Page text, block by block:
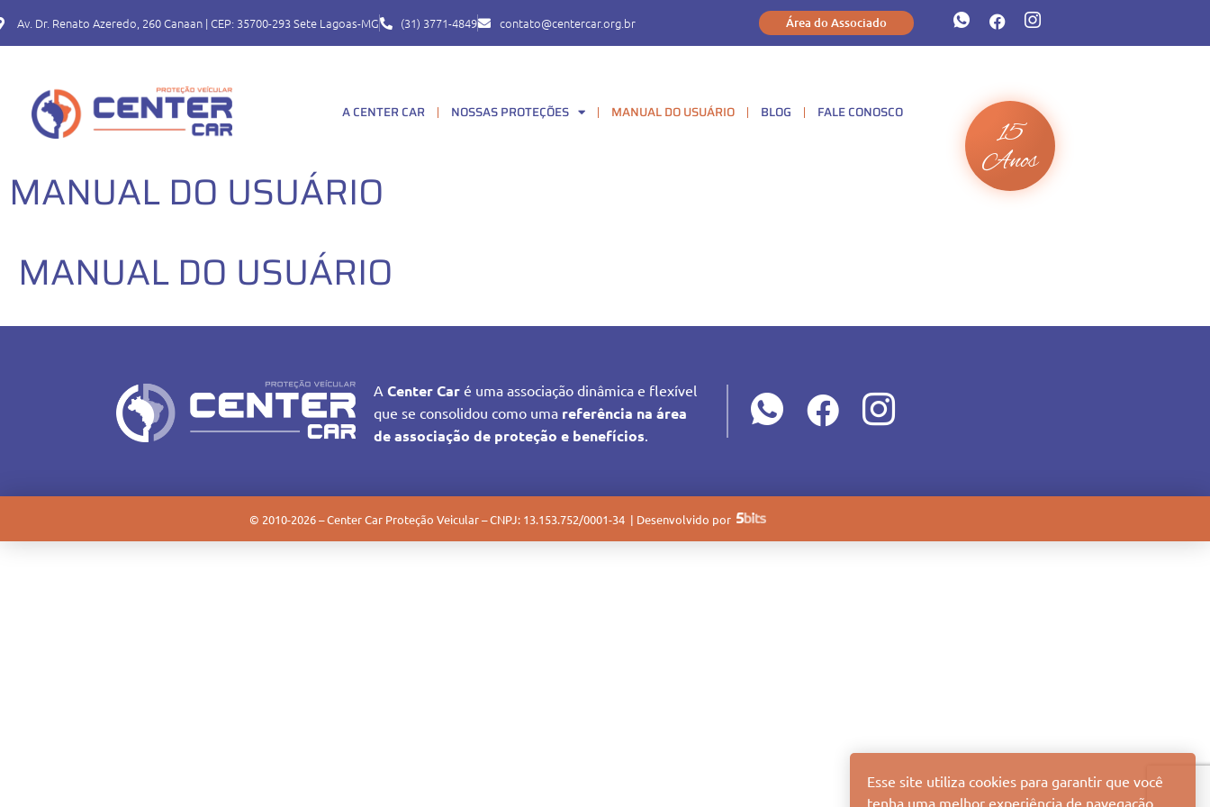
Av. Dr. Renato Azeredo, 260 Canaan | CEP: 35700-293 Sete Lagoas-MG (31) 3771-4849 contato@centercar.org.br Área do Associado
A CENTER CAR NOSSAS PROTEÇÕES MANUAL DO USUÁRIO BLOG FALE CONOSCO
15
Anos
MANUAL DO USUÁRIO
MANUAL DO USUÁRIO
ACenter Car é uma associação dinâmica e flexível
que se consolidou como uma referência na área
de associação de proteção e benefícios
© 2010-2026– Center Car Proteção Veicular – CNPJ: 13.153.752/0001-34 | Desenvolvido por
Esse site utiliza cookies para garantir que você
tenha uma melhor experiência de navegação.